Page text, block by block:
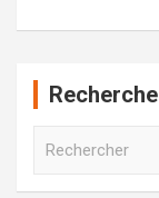
Recherche